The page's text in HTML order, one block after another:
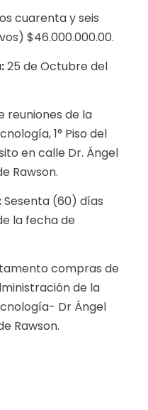
cuarenta y seis
$46.000.000.00.
25 de Octubre del
reuniones de la
1° Piso del
en calle Dr. Ángel
Rawson.
Sesenta (60) días
la fecha de
compras de
de la
Dr Ángel
Rawson.